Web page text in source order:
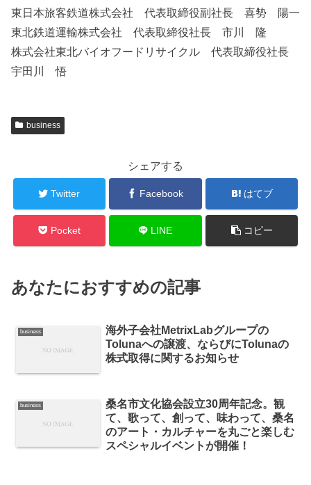
東日本旅客鉄道株式会社 代表取締役副社長 喜㔟 陽一
東北鉄道運輸株式会社 代表取締役社長 市川 隆
株式会社東北バイオフードリサイクル 代表取締役社長
宇田川 悟
business
シェアする
Twitter Facebook はてブ
Pocket LINE コピー
あなたにおすすめの記事
business
海外子会社MetrixLabグループの
Tolunaへの譲渡、ならびにTolunaの
株式取得に関するお知らせ
business
桑名市文化協会設立30周年記念。観
て、歌って、創って、味わって、桑名
のアート・カルチャーを丸ごと楽しむ
スペシャルイベントが開催！